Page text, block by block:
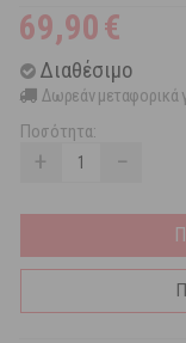
69,90€
Διαθέσιμο
Δωρεάν μεταφορικά
Ποσότητα:
+ −